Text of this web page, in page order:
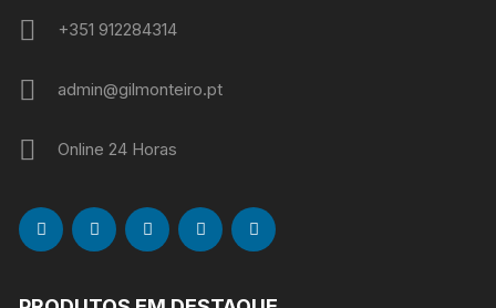
+351 912284314
admin@gilmonteiro.pt
Online 24 Horas